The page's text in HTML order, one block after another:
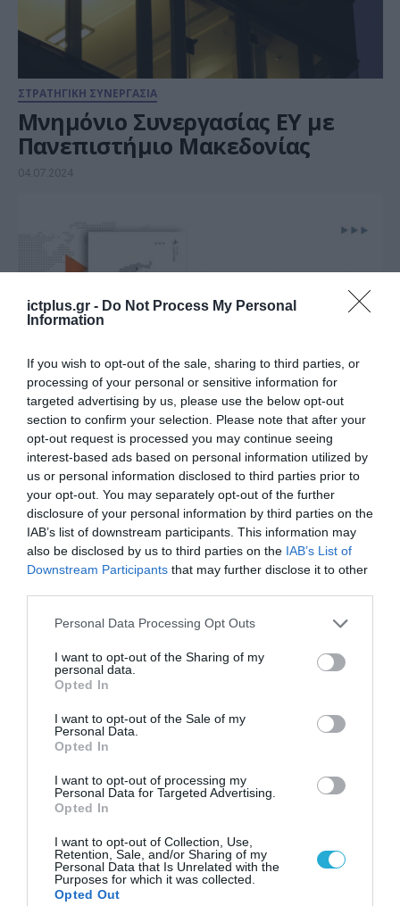
ictplus.gr - Do Not Process My Personal
Information
If you wish to opt-out of the sale, sharing to third parties, or
processing of your personal or sensitive information for
targeted advertising by us, please use the below opt-out
section to confirm your selection. Please note that after your
opt-out request is processed you may continue seeing
interest-based ads based on personal information utilized by
us or personal information disclosed to third parties prior to
your opt-out. You may separately opt-out of the further
disclosure of your personal information by third parties on the
IAB’s list of downstream participants. This information may
also be disclosed by us to third parties on the IAB’s List of
Downstream Participants that may further disclose it to other
Please note that this website/app uses one or more Google
not limited to your visit or usage behaviour. You may click to
grant or deny consent to Google and its third-party tags to
use your data for below specified purposes in below Google
consent section.
Personal Data Processing Opt Outs
I want to opt-out of the Sharing of my
personal data.
Opted In
I want to opt-out of the Sale of my
Personal Data.
Opted In
I want to opt-out of processing my
Personal Data for Targeted Advertising.
Opted In
I want to opt-out of Collection, Use,
Retention, Sale, and/or Sharing of my
Personal Data that Is Unrelated with the
Purposes for which it was collected.
Opted Out
ΣΤΡΑΤΗΓΙΚΗ ΣΥΝΕΡΓΑΣΙΑ
Μνημόνιο Συνεργασίας EY με
Πανεπιστήμιο Μακεδονίας
04.07.2024
ΕΡΕΥΝΕΣ - ΜΕΛΕΤΕΣ
ΕΚΤ: «Η γεωγραφική,
επιστημονική και
επαγγελματική κινητικότητα
των Ελλήνων διδακτόρων»
09.06.2022
ΚΟΙΝΩΝΙΚΗ ΔΡΑΣΗ
Ηuawei, Seeds for the Future:
Υποτροφίες σε 27 φοιτητές/τριες
από 8 ελληνικά Πανεπιστημιακά
Ιδρύματα
30.05.2022